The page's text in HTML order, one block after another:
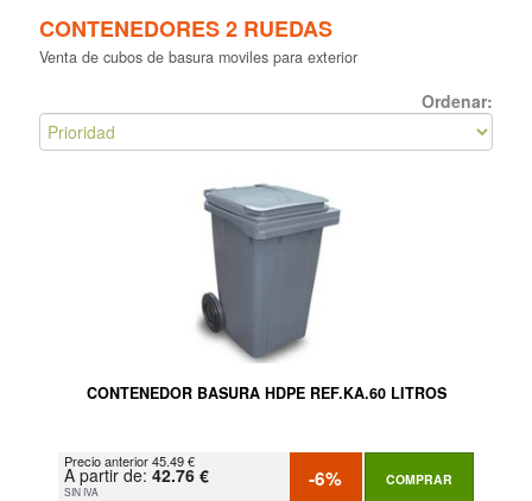
CONTENEDORES 2 RUEDAS
Venta de cubos de basura moviles para exterior
Ordenar:
CONTENEDOR BASURA HDPE REF.KA.60 LITROS
Precio anterior 45.49 €
A partir de: 42.76 €
SIN IVA -6% COMPRAR